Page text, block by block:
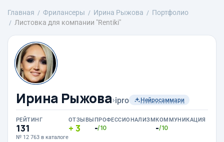
Главная Фрилансеры Ирина Рыжова
Портфолио
Листовка для компании "Rentiki"
Ирина Рыжова›ipro Нейросаммари
РЕЙТИНГ
131
№ 12 763 в каталоге
ОТЗЫВЫ
3
ПРОФЕССИОНАЛИЗМ
-/10
КОММУНИКАЦИЯ
-/10